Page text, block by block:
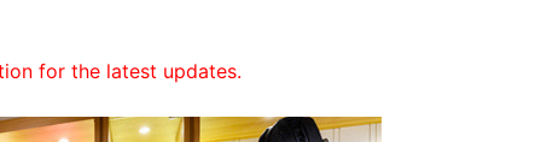
for the latest updates.